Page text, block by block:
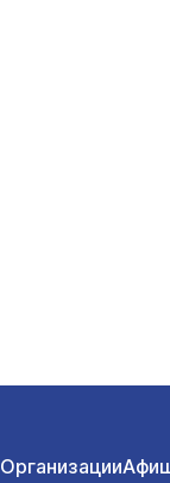
Организации